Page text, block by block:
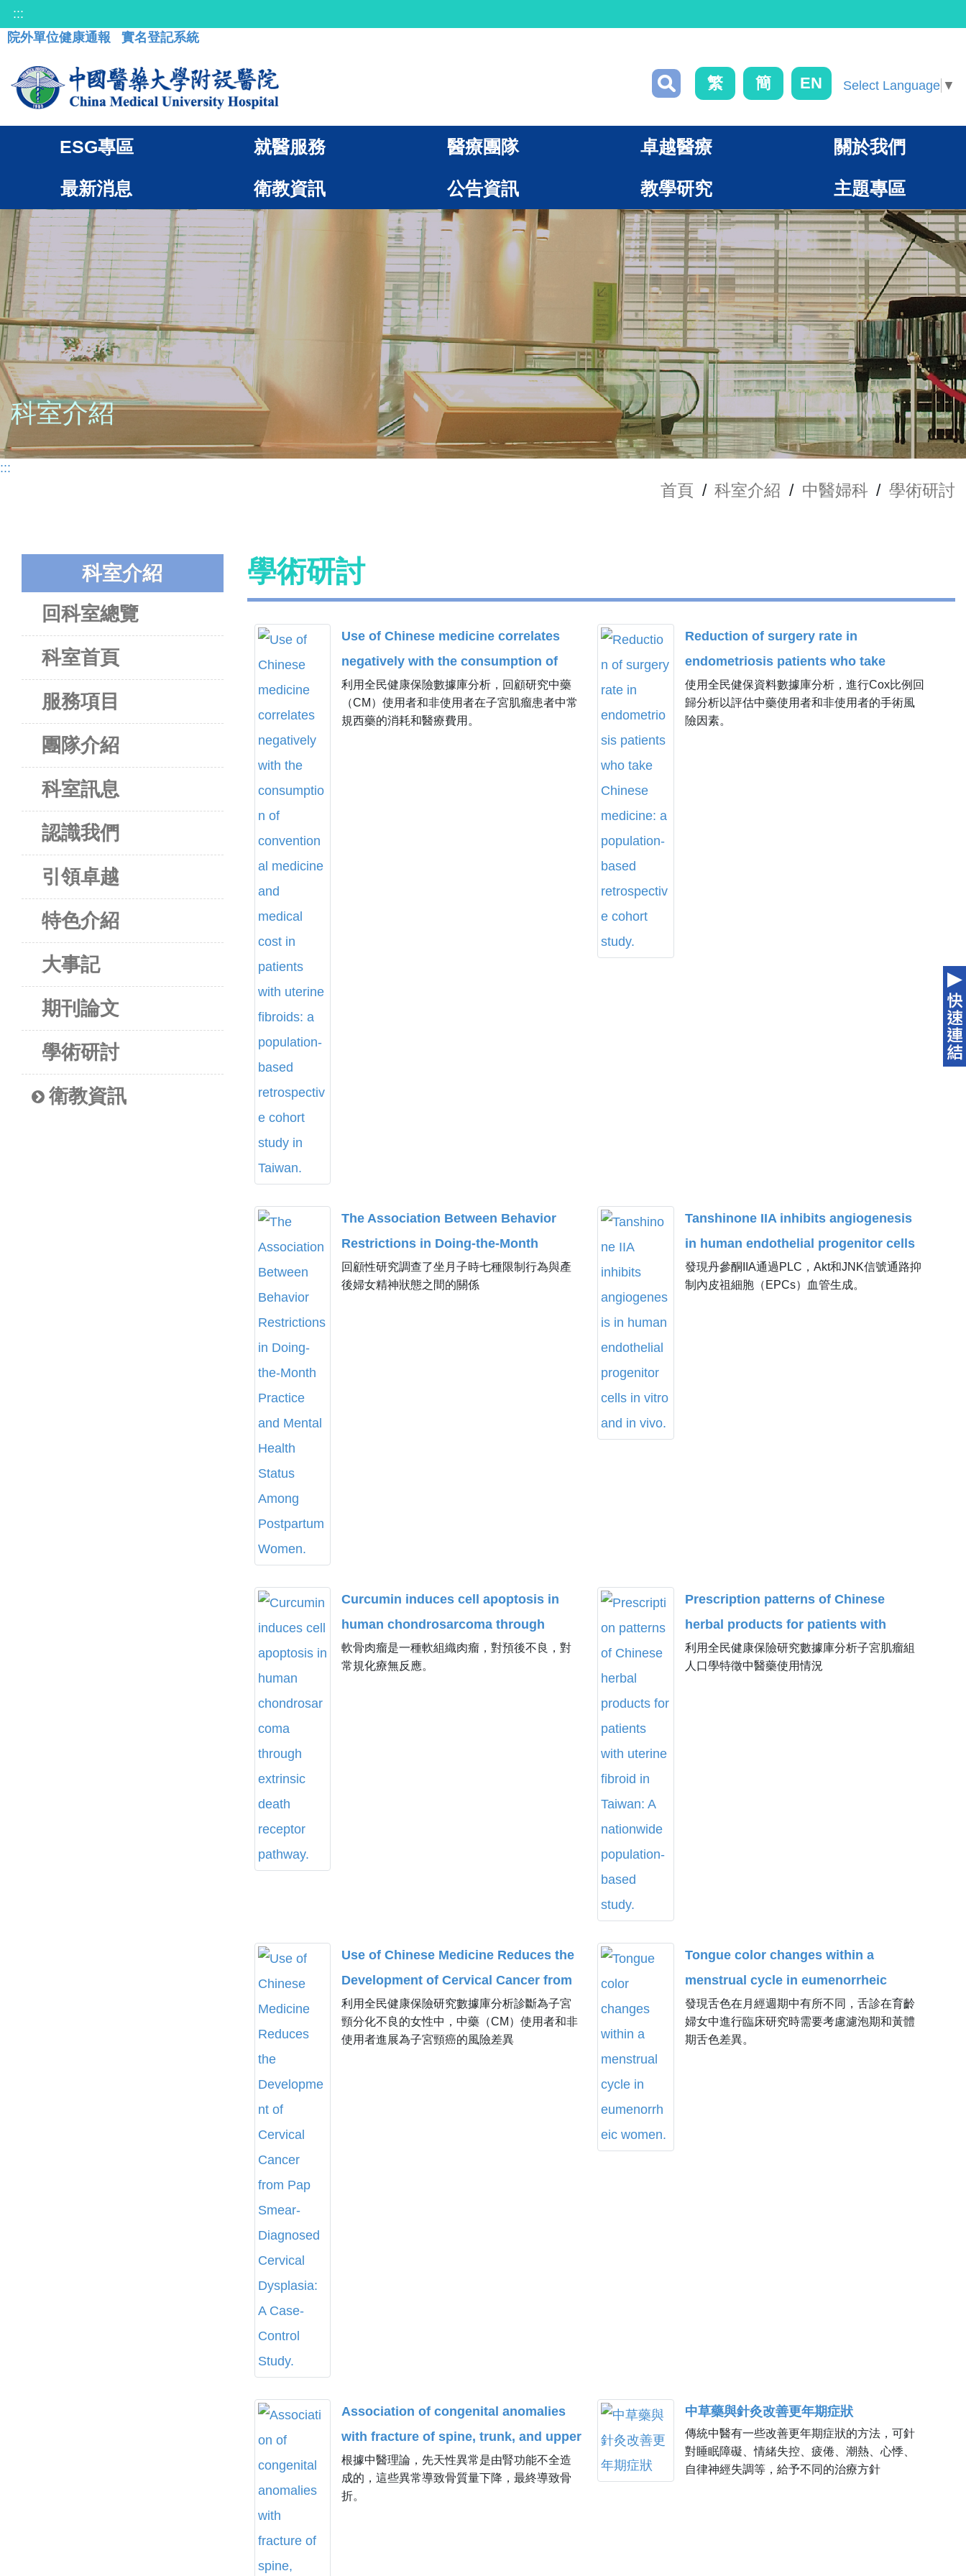
:::
院外單位健康通報
實名登記系統
繁 簡 EN Select Language ▼
ESG專區 就醫服務 醫療團隊 卓越醫療 關於我們
最新消息 衛教資訊 公告資訊 教學研究 主題專區
科室介紹
:::
首頁 / 科室介紹 / 中醫婦科 / 學術研討
科室介紹
回科室總覽
科室首頁
服務項目
團隊介紹
科室訊息
認識我們
引領卓越
特色介紹
大事記
期刊論文
學術研討
衛教資訊
學術研討
Use of Chinese medicine correlates
negatively with the consumption of
conventional medicine and medical
cost in patients with uterine fibroids: a
利用全民健康保險數據庫分析，回顧研究中藥
（CM）使用者和非使用者在子宮肌瘤患者中常
規西藥的消耗和醫療費用。
Reduction of surgery rate in
endometriosis patients who take
Chinese medicine: a population-based
retrospective cohort study.
使用全民健保資料數據庫分析，進行Cox比例回
歸分析以評估中藥使用者和非使用者的手術風
險因素。
The Association Between Behavior
Restrictions in Doing-the-Month
Practice and Mental Health Status
Among Postpartum Women.
回顧性研究調查了坐月子時七種限制行為與產
後婦女精神狀態之間的關係
Tanshinone IIA inhibits angiogenesis
in human endothelial progenitor cells
in vitro and in vivo.
發現丹參酮IIA通過PLC，Akt和JNK信號通路抑
制內皮祖細胞（EPCs）血管生成。
Curcumin induces cell apoptosis in
human chondrosarcoma through
extrinsic death receptor pathway.
軟骨肉瘤是一種軟組織肉瘤，對預後不良，對
常規化療無反應。
Prescription patterns of Chinese
herbal products for patients with
uterine fibroid in Taiwan: A nationwide
population-based study.
利用全民健康保險研究數據庫分析子宮肌瘤組
人口學特徵中醫藥使用情況
Use of Chinese Medicine Reduces the
Development of Cervical Cancer from
Pap Smear-Diagnosed Cervical
Dysplasia: A Case-Control Study.
利用全民健康保險研究數據庫分析診斷為子宮
頸分化不良的女性中，中藥（CM）使用者和非
使用者進展為子宮頸癌的風險差異
Tongue color changes within a
menstrual cycle in eumenorrheic
women.
發現舌色在月經週期中有所不同，舌診在育齡
婦女中進行臨床研究時需要考慮濾泡期和黃體
期舌色差異。
Association of congenital anomalies
with fracture of spine, trunk, and upper
and lower limbs among young people:
A population-based matched cohort
根據中醫理論，先天性異常是由腎功能不全造
成的，這些異常導致骨質量下降，最終導致骨
折。
中草藥與針灸改善更年期症狀
傳統中醫有一些改善更年期症狀的方法，可針
對睡眠障礙、情緒失控、疲倦、潮熱、心悸、
自律神經失調等，給予不同的治療方針